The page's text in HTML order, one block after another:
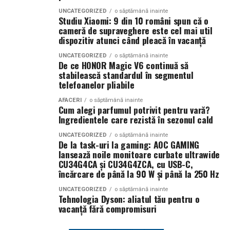
educație, prevenție și implicarea activă a comunității.
Proiectul a fost organizat cu sprijinul partenerilor și
sponsorilor: Allianz Țiriac, Accenture, Coresi, Autoliv,
Academia Titi Aur, ISU, IPJ, IJJ, Pro Rally Racing Team
(ERA), OC Racing Team, LS Driving Academy, Siguranța
Auto Copii, Lifetime Events, Ugly Bikers, Oaki, Crust
Focacceria și Panoramic.
Despre Rotaract
Rotaract este o organizație internațională dedicată
tinerilor cu vârste de peste 18 ani, care dezvoltă
proiecte de voluntariat, educație, leadership și implicare
comunitară. Parte a familiei Rotary International,
Rotaract reunește tineri profesioniști și studenți care își
propun să genereze schimbări pozitive în comunitățile
din care fac parte, prin inițiative sociale, educaționale,
invitați la film alături de regizorulPaul Decu
Sergiu Costache, Vlad si Oana Gherman,
Alexandra Răduță.
Cineplexx Băneasa Shopping City
găzduiește o proiecție specială în prezența
întregii echipe pe15 februarie, de la 17:30.
, regizorulPaul Decu și actoriiSergiu
Costache, Azaleea Necula și Oana Ghermanvor
ajunge la cinematografulInspire VIP Electroputere
Mall pe 16 februarie de la ora 18:00
Vlad Gherman, Oana Gherman și Ioana
vin la întâlnirea cu publicul dinCinema City
Vivo! Pitești pe 17 februarie, de la 18:30și vor
participa la o discuție după proiecție, alături de
Paul Decu.
UNCATEGORIZED o săptămână inainte
Studiu Xiaomi: 9 din 10 români spun că o
cameră de supraveghere este cel mai util
dispozitiv atunci când pleacă în vacanță
UNCATEGORIZED o săptămână inainte
De ce HONOR Magic V6 continuă să
stabilească standardul în segmentul
telefoanelor pliabile
AFACERI o săptămână inainte
Cum alegi parfumul potrivit pentru vară?
Ingredientele care rezistă în sezonul cald
UNCATEGORIZED o săptămână inainte
De la task-uri la gaming: AOC GAMING
lansează noile monitoare curbate ultrawide
CU34G4CA și CU34G4ZCA, cu USB-C,
încărcare de până la 90 W și până la 250 Hz
UNCATEGORIZED o săptămână inainte
Tehnologia Dyson: aliatul tău pentru o
vacanță fără compromisuri